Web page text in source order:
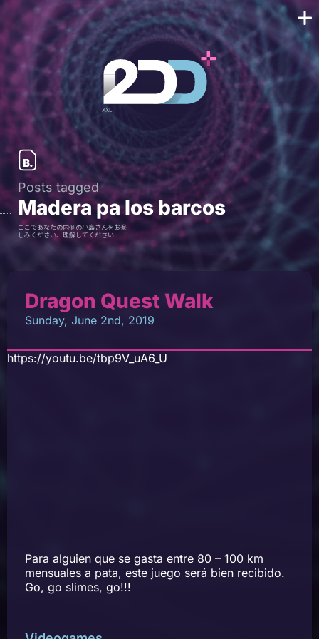
Posts tagged
Madera pa los barcos
ここであなたの内側の小島さんをお楽
しみください、理解してください
Dragon Quest Walk
Sunday, June 2nd, 2019
https://youtu.be/tbp9V_uA6_U
Para alguien que se gasta entre 80 – 100 km
mensuales a pata, este juego será bien recibido.
Go, go slimes, go!!!